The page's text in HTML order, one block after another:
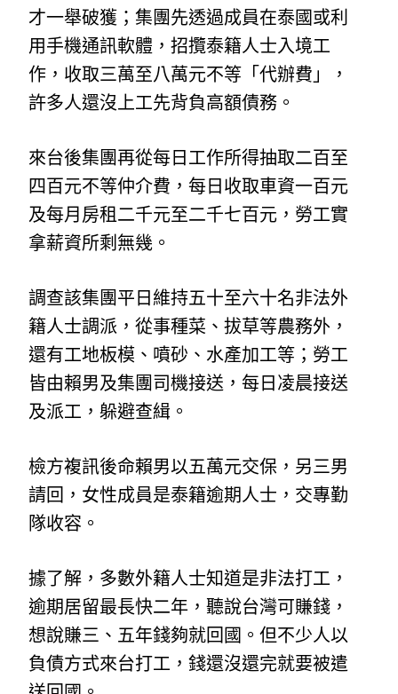
才一舉破獲；集團先透過成員在泰國或利
用手機通訊軟體，招攬泰籍人士入境工
作，收取三萬至八萬元不等「代辦費」，
許多人還沒上工先背負高額債務。
來台後集團再從每日工作所得抽取二百至
四百元不等仲介費，每日收取車資一百元
及每月房租二千元至二千七百元，勞工實
拿薪資所剩無幾。
調查該集團平日維持五十至六十名非法外
籍人士調派，從事種菜、拔草等農務外，
還有工地板模、噴砂、水產加工等；勞工
皆由賴男及集團司機接送，每日凌晨接送
及派工，躲避查緝。
檢方複訊後命賴男以五萬元交保，另三男
請回，女性成員是泰籍逾期人士，交專勤
隊收容。
據了解，多數外籍人士知道是非法打工，
逾期居留最長快二年，聽說台灣可賺錢，
想說賺三、五年錢夠就回國。但不少人以
負債方式來台打工，錢還沒還完就要被遣